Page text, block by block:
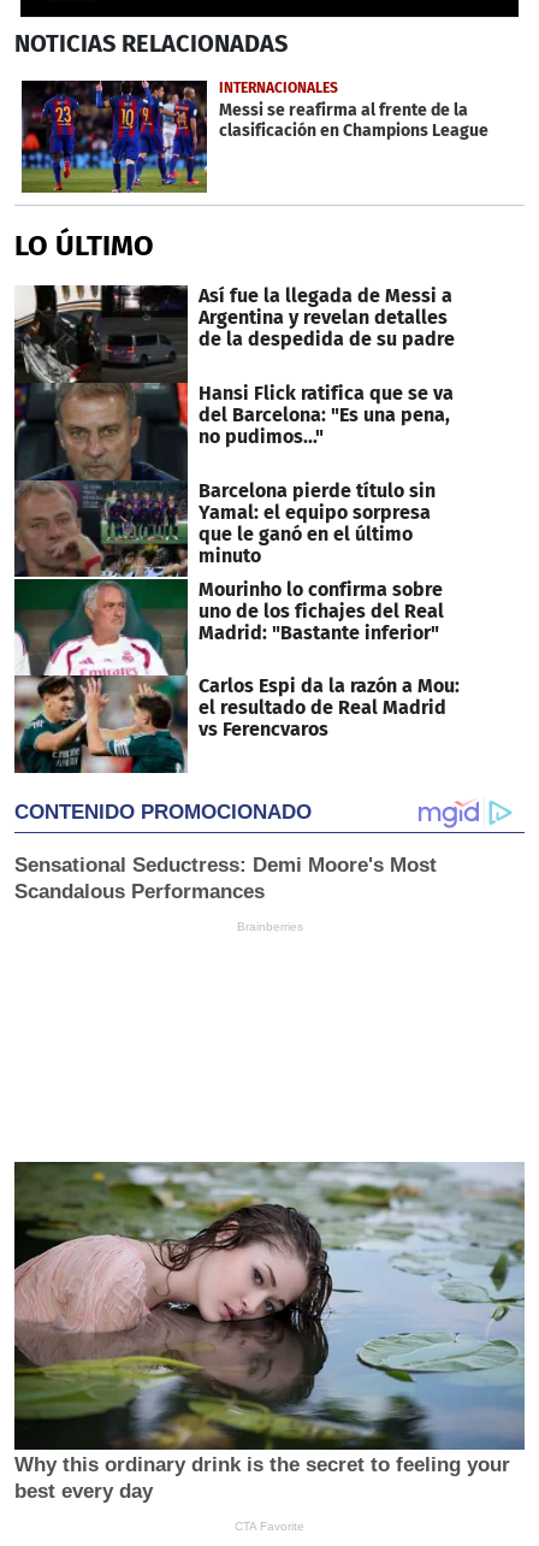
seconds
1
minute,
1
second
NOTICIAS RELACIONADAS
INTERNACIONALES
Messi se reafirma al frente de la
clasificación en Champions League
LO ÚLTIMO
Así fue la llegada de Messi a
Argentina y revelan detalles
de la despedida de su padre
Hansi Flick ratifica que se va
del Barcelona: "Es una pena,
no pudimos..."
Barcelona pierde título sin
Yamal: el equipo sorpresa
que le ganó en el último
minuto
Mourinho lo confirma sobre
uno de los fichajes del Real
Madrid: "Bastante inferior"
Carlos Espi da la razón a Mou:
el resultado de Real Madrid
vs Ferencvaros